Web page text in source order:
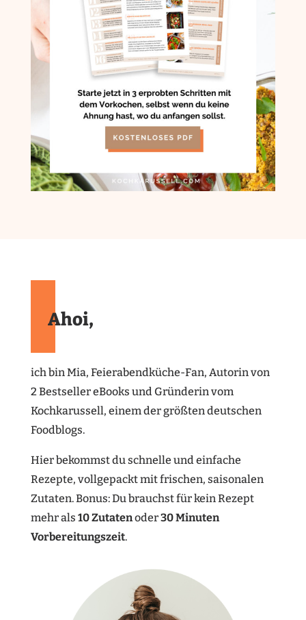
Ahoi,
ich bin Mia, Feierabendküche-Fan, Autorin von
2 Bestseller eBooks und Gründerin vom
Kochkarussell, einem der größten deutschen
Foodblogs.
Hier bekommst du schnelle und einfache
Rezepte, vollgepackt mit frischen, saisonalen
Zutaten. Bonus: Du brauchst für kein Rezept
mehr als 10 Zutatenoder30 Minuten
Vorbereitungszeit.